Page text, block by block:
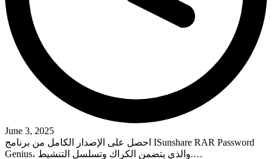
June 3, 2025
احصل على الإصدار الكامل من برنامج ISunshare RAR Password
Genius، والذي يتضمن الكراك وتسلسل التنشيط.…